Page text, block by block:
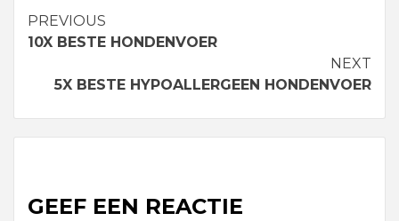
Continue
PREVIOUS
10X BESTE HONDENVOER
NEXT
5X BESTE HYPOALLERGEEN HONDENVOER
GEEF EEN REACTIE